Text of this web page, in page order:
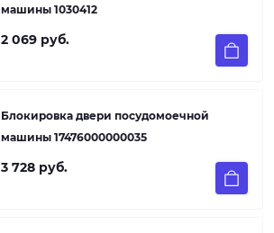
машины 1030412
2 069 руб.
Блокировка двери посудомоечной
машины 17476000000035
3 728 руб.